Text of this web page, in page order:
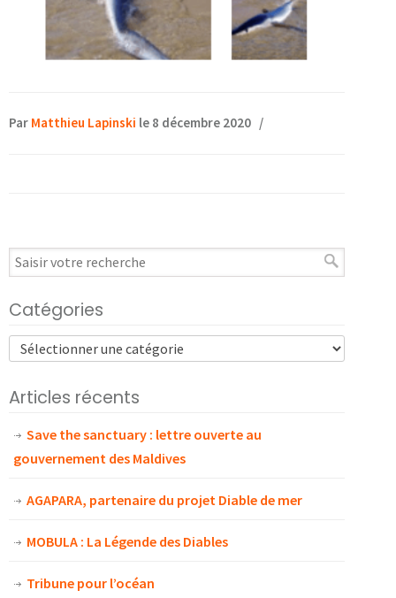
Par Matthieu Lapinski le 8 décembre 2020 /
Catégories
Articles récents
Save the sanctuary : lettre ouverte au
gouvernement des Maldives
AGAPARA, partenaire du projet Diable de mer
MOBULA : La Légende des Diables
Tribune pour l’océan